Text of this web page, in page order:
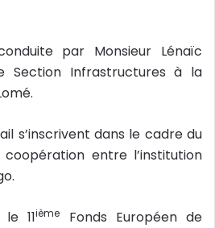
par Monsieur Lénaïc
Section Infrastructures à la
s’inscrivent dans le cadre du
entre l’institution
11ième
Fonds Européen de